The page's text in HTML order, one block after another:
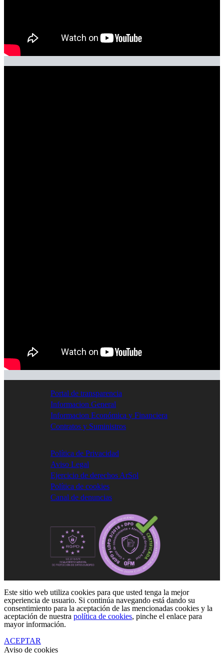
Portal de transparencia
Informacion General
Informacion Económica y Financiera
Contratos y Suministros
Política de Privacidad
Aviso Legal
Ejercicio de derechos ArSol
Política de cookies
Canal de denuncias
Este sitio web utiliza cookies para que usted tenga la mejor
experiencia de usuario. Si continúa navegando está dando su
consentimiento para la aceptación de las mencionadas cookies y la
aceptación de nuestra política de cookies, pinche el enlace para
mayor información.
ACEPTAR
Aviso de cookies